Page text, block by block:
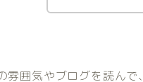
雰囲気やブログを読んで、